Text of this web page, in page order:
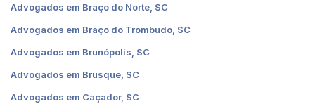
Advogados em Braço do Norte, SC
Advogados em Braço do Trombudo, SC
Advogados em Brunópolis, SC
Advogados em Brusque, SC
Advogados em Caçador, SC